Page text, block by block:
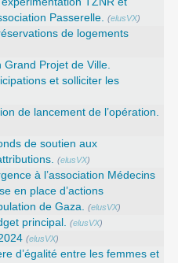
Passerelle. (elusVX)
de logements
Grand Projet de Ville.
et solliciter les
de lancement de l’opération.
de soutien aux
(elusVX)
à l’association Médecins
en place d’actions
de Gaza. (elusVX)
principal. (elusVX)
(elusVX)
d’égalité entre les femmes et